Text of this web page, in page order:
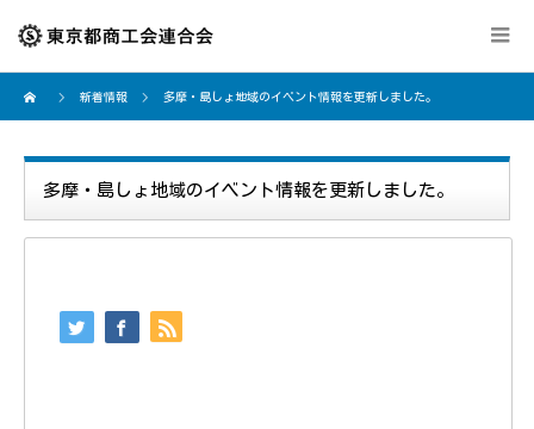
新着情報 多摩・島しょ地域のイベント情報を更新しました。
多摩・島しょ地域のイベント情報を更新しました。